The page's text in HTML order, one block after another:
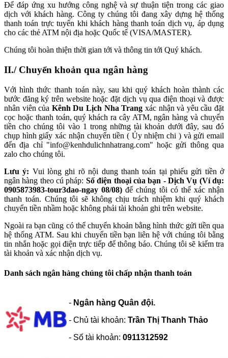
Để đáp ứng xu hướng công nghệ và sự thuận tiện trong các giao
dịch với khách hàng. Công ty chúng tôi đang xây dựng hệ thống
thanh toán trực tuyến khi khách hàng thanh toán dịch vụ, áp dụng
cho các thẻ ATM nội địa hoặc Quốc tế (VISA/MASTER).
Chúng tôi hoàn thiện thời gian tới và thông tin tới Quý khách.
II./ Chuyển khoản qua ngân hàng
Với hình thức thanh toán này, sau khi quý khách hoàn thành các
bước đăng ký trên website hoặc đặt dịch vụ qua điện thoại và được
nhân viên của Kênh Du Lịch Nha Trang xác nhận và yêu cầu đặt
cọc hoặc thanh toán, quý khách ra cây ATM, ngân hàng và chuyển
tiền cho chúng tôi vào 1 trong những tài khoản dưới đây, sau đó
chụp hình giấy xác nhận chuyển tiền ( Ủy nhiệm chi ) và gửi email
đến địa chỉ "info@kenhdulichnhatrang.com" hoặc gửi thông qua
zalo cho chúng tôi.
Lưu ý: Vui lòng ghi rõ nội dung thanh toán tại phiếu gửi tiền ở
ngân hàng theo cú pháp: Số điện thoại của bạn - Dịch Vụ (Ví dụ:
0905873983-tour3dao-ngay 08/08) để chúng tôi có thể xác nhận
thanh toán. Chúng tôi sẽ không chịu trách nhiệm khi quý khách
chuyển tiền nhầm hoặc không phải tài khoản ghi trên website.
Ngoài ra bạn cũng có thể chuyển khoản bằng hình thức gửi tiền qua
hệ thống ATM. Sau khi chuyển tiền bạn liên hệ với chúng tôi bằng
tin nhắn hoặc gọi điện trực tiếp để thông báo. Chúng tôi sẽ kiểm tra
tài khoản và xác nhận dịch vụ.
Danh sách ngân hàng chúng tôi chấp nhận thanh toán
- Ngân hàng Quân đội.
- Chủ tài khoản: Trần Thị Thanh Thảo
- Số tài khoản: 0911312592